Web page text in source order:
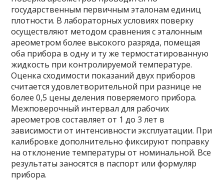
государственным первичным эталонам единиц
плотности. В лабораторных условиях поверку
осуществляют методом сравнения с эталонным
ареометром более высокого разряда, помещая
оба прибора в одну и ту же термостатированную
жидкость при контролируемой температуре.
Оценка сходимости показаний двух приборов
считается удовлетворительной при разнице не
более 0,5 цены деления поверяемого прибора.
Межповерочный интервал для рабочих
ареометров составляет от 1 до 3 лет в
зависимости от интенсивности эксплуатации. При
калибровке дополнительно фиксируют поправку
на отклонение температуры от номинальной. Все
результаты заносятся в паспорт или формуляр
прибора.